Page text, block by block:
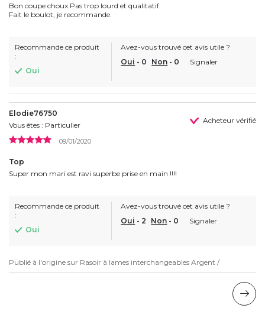
Bon coupe choux.Pas trop lourd et qualitatif.
Fait le boulot, je recommande.
Recommande ce produit
:
Oui
Avez-vous trouvé cet avis utile ?
Oui - 0 Non - 0 Signaler
Elodie76750
Vous êtes : Particulier
Acheteur vérifié
09/01/2020
Top
Super mon mari est ravi superbe prise en main !!!!
Recommande ce produit
:
Oui
Avez-vous trouvé cet avis utile ?
Oui - 2 Non - 0 Signaler
Publié à l'origine sur Rasoir à lames interchangeables Argent /